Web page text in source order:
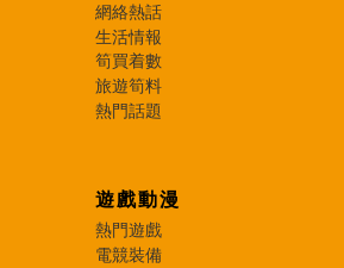
網絡熱話
生活情報
筍買着數
旅遊筍料
熱門話題
遊戲動漫
熱門遊戲
電競裝備